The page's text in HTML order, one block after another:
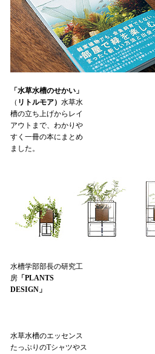
「水草水槽のせかい」
（ リトルモア） 水草水
槽の立ち上げからレイ
アウトまで、わかりや
すく一冊の本にまとめ
ました。
水槽学部部長の研究工
房「PLANTS
DESIGN」
水草水槽のエッセンス
たっぷりのTシャツやス